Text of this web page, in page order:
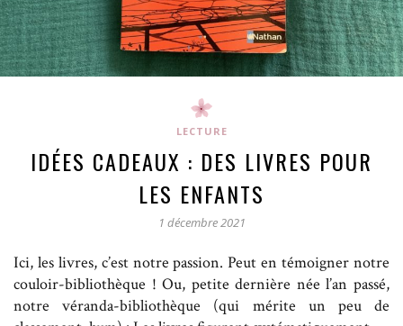
LECTURE
IDÉES CADEAUX : DES LIVRES POUR
LES ENFANTS
1 décembre 2021
Ici, les livres, c’est notre passion. Peut en témoigner notre
couloir-bibliothèque ! Ou, petite dernière née l’an passé,
notre véranda-bibliothèque (qui mérite un peu de